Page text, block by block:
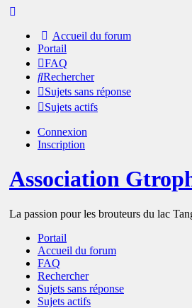
Accueil du forum
Portail
FAQ
Rechercher
Sujets sans réponse
Sujets actifs
Connexion
Inscription
Association
La passion pour les brouteurs du lac
Portail
Accueil du forum
FAQ
Rechercher
Sujets sans réponse
Sujets actifs